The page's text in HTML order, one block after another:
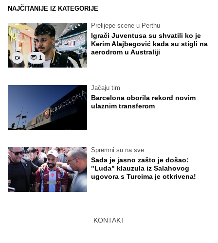
NAJČITANIJE IZ KATEGORIJE
1
Prelijepe scene u Perthu
Igrači Juventusa su shvatili ko je
Kerim Alajbegović kada su stigli na
aerodrom u Australiji
Jačaju tim
Barcelona oborila rekord novim
ulaznim transferom
Spremni su na sve
Sada je jasno zašto je došao:
"Luda" klauzula iz Salahovog
ugovora s Turcima je otkrivena!
KONTAKT